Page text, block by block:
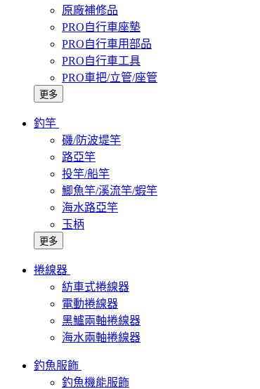
原廠補修品
PRO自行車座墊
PRO自行車用部品
PRO自行車工具
PRO車把/立管/座管
更多
釣竿
磯/防波堤竿
路亞竿
投竿/船竿
鯽魚竿/溪流竿/蝦竿
海水路亞竿
玉柄
更多
捲線器
紡車式捲線器
電動捲線器
黑鱸兩軸捲線器
海水兩軸捲線器
釣魚服飾
釣魚機能服飾